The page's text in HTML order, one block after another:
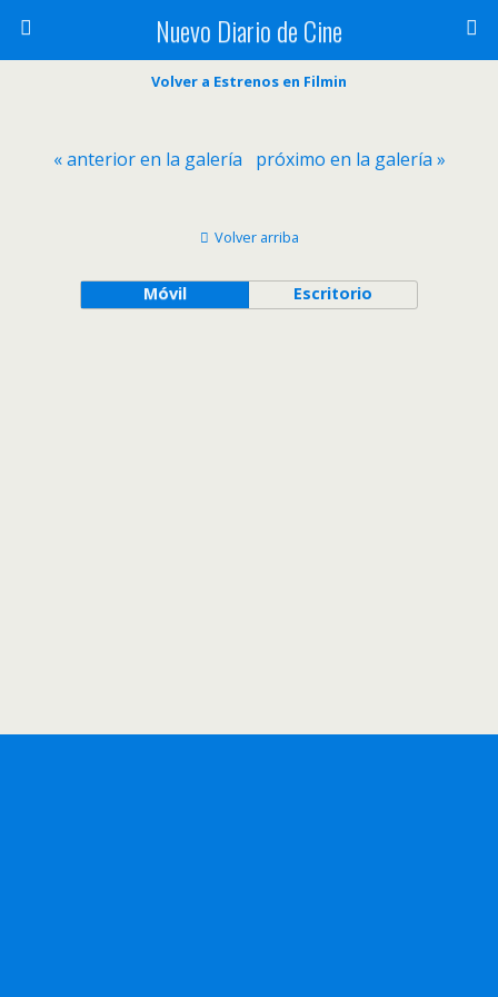
Nuevo Diario de Cine
Volver a Estrenos en Filmin
« anterior en la galería próximo en la galería »
Volver arriba
Móvil Escritorio